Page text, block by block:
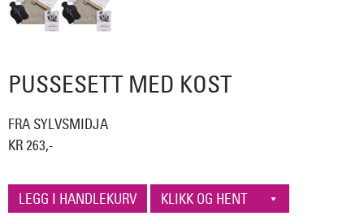
PUSSESETT MED KOST
FRA SYLVSMIDJA
KR 263,-